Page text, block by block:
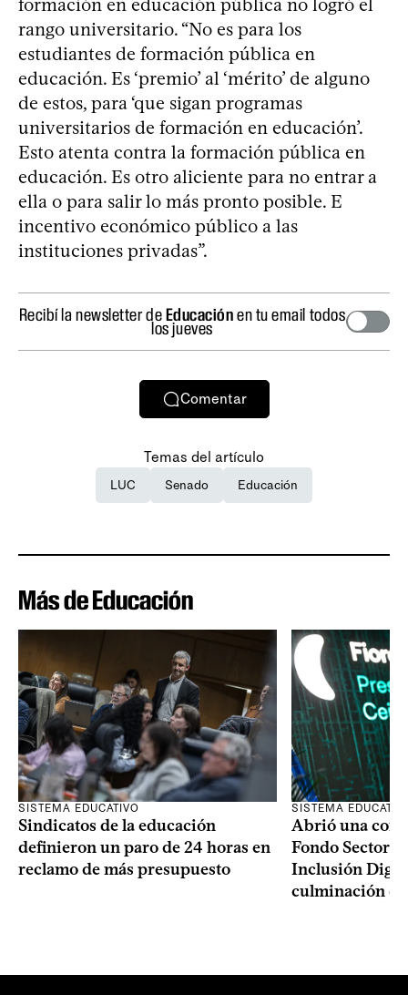
rango universitario. “No es para los
estudiantes de formación pública en
educación. Es ‘premio’ al ‘mérito’ de alguno
de estos, para ‘que sigan programas
universitarios de formación en educación’.
Esto atenta contra la formación pública en
educación. Es otro aliciente para no entrar a
ella o para salir lo más pronto posible. E
incentivo económico público a las
instituciones privadas”.
Recibí la newsletter deEducaciónen tu email todos
los jueves
Comentar
Temas del artículo
LUC Senado Educación
Más de Educación
SISTEMA EDUCATIVO
Sindicatos de la educación
definieron un paro de 24 horas en
reclamo de más presupuesto
SISTEMA
Abrió una
Fondo
Inclusión
culminación